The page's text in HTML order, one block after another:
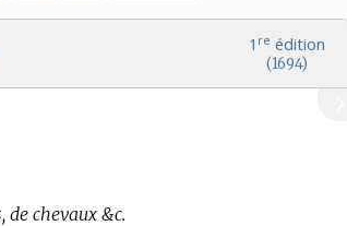
1 re édition
(1694)
de chevaux &c.